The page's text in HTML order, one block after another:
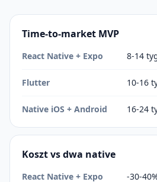
Time-to-market MVP
React Native + Expo 8-14
Flutter 10-16
Native iOS + Android 16-24
Koszt vs dwa native
React Native + Expo -30-